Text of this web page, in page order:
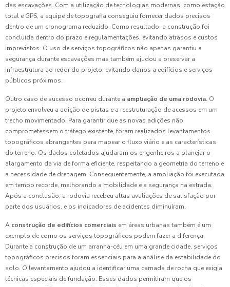
das escavações. Com a utilização de tecnologias modernas, como estação
total e GPS, a equipe de topografia conseguiu fornecer dados precisos
dentro de um cronograma reduzido. Como resultado, a construção foi
concluída dentro do prazo e regulamentações, evitando atrasos e custos
imprevistos. O uso de serviços topográficos não apenas garantiu a
segurança durante escavações mas também ajudou a preservar a
infraestrutura ao redor do projeto, evitando danos a edifícios e serviços
públicos próximos.
Outro caso de sucesso ocorreu durante a ampliação de uma rodovia. O
projeto envolveu a adição de pistas e a reestruturação de acessos em um
trecho movimentado. Para garantir que as novas adições não
comprometessem o tráfego existente, foram realizados levantamentos
topográficos abrangentes para mapear o fluxo viário e as características
do terreno. Os dados coletados ajudaram os engenheiros a planejar o
alargamento da via de forma eficiente, respeitando a geometria do terreno e
a necessidade de drenagem. Consequentemente, a ampliação foi executada
em tempo recorde, melhorando a mobilidade e a segurança na estrada.
Após a conclusão, a rodovia recebeu altas avaliações de satisfação por
parte dos usuários, e os indicadores de acidentes diminuíram.
A construção de edifícios comerciais em áreas urbanas também é um
exemplo de como os serviços topográficos podem fazer a diferença.
Durante a construção de um arranha-céu em uma grande cidade, serviços
topográficos precisos foram essenciais para a análise da estabilidade do
solo. O levantamento ajudou a identificar uma camada de rocha que exigia
técnicas especiais de fundação. Esses dados permitiram que os